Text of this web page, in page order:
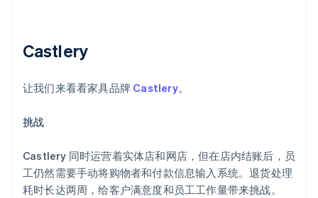
Castlery
让我们来看看家具品牌 Castlery。
挑战
Castlery 同时运营着实体店和网店，但在店内结账后，员
工仍然需要手动将购物者和付款信息输入系统。退货处理
耗时长达两周，给客户满意度和员工工作量带来挑战。